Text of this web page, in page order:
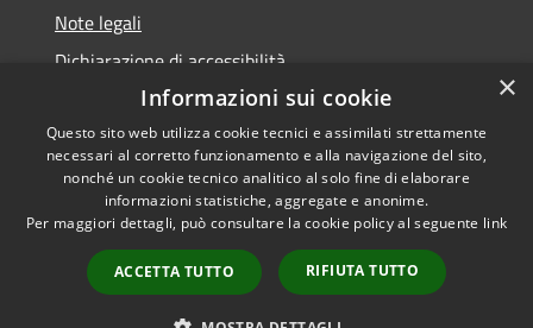
Note legali
Dichiarazione di accessibilità
Accessibilità
Privacy
Mappa del sito
Copyright © 2026 • Comune di
Arpino • Powered by
Municipium
Accesso
redazione
×
Informazioni sui cookie
Questo sito web utilizza cookie tecnici e assimilati strettamente
necessari al corretto funzionamento e alla navigazione del sito,
nonché un cookie tecnico analitico al solo fine di elaborare
informazioni statistiche, aggregate e anonime.
Per maggiori dettagli, può consultare la cookie policy al seguente link
ACCETTA TUTTO RIFIUTA TUTTO